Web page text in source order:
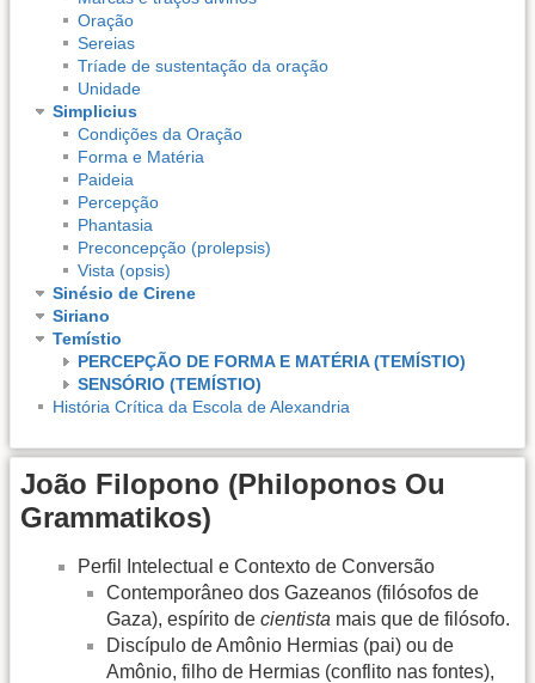
Oração
Sereias
Tríade de sustentação da oração
Unidade
Simplicius
Condições da Oração
Forma e Matéria
Paideia
Percepção
Phantasia
Preconcepção (prolepsis)
Vista (opsis)
Sinésio de Cirene
Siriano
Temístio
PERCEPÇÃO DE FORMA E MATÉRIA (TEMÍSTIO)
SENSÓRIO (TEMÍSTIO)
História Crítica da Escola de Alexandria
João Filopono (Philoponos Ou
Grammatikos)
Perfil Intelectual e Contexto de Conversão
Contemporâneo dos Gazeanos (filósofos de
Gaza), espírito de cientista mais que de filósofo.
Discípulo de Amônio Hermias (pai) ou de
Amônio, filho de Hermias (conflito nas fontes),